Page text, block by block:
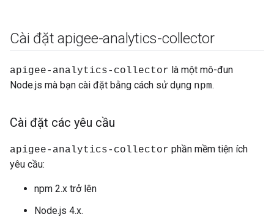
Cài đặt apigee-analytics-collector
apigee-analytics-collector là một mô-đun
Node.js mà bạn cài đặt bằng cách sử dụng npm.
Cài đặt các yêu cầu
apigee-analytics-collector phần mềm tiện ích
yêu cầu:
npm 2.x trở lên
Node.js 4.x.